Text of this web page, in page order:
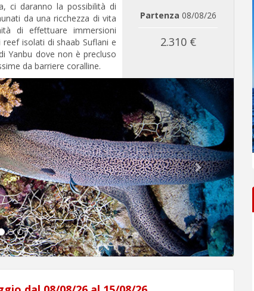
ci daranno la possibilità di
da una ricchezza di vita
di effettuare immersioni
isolati di shaab Suflani e
Yanbu dove non è precluso
da barriere coralline.
Partenza 08/08/26
2.310 €
Next